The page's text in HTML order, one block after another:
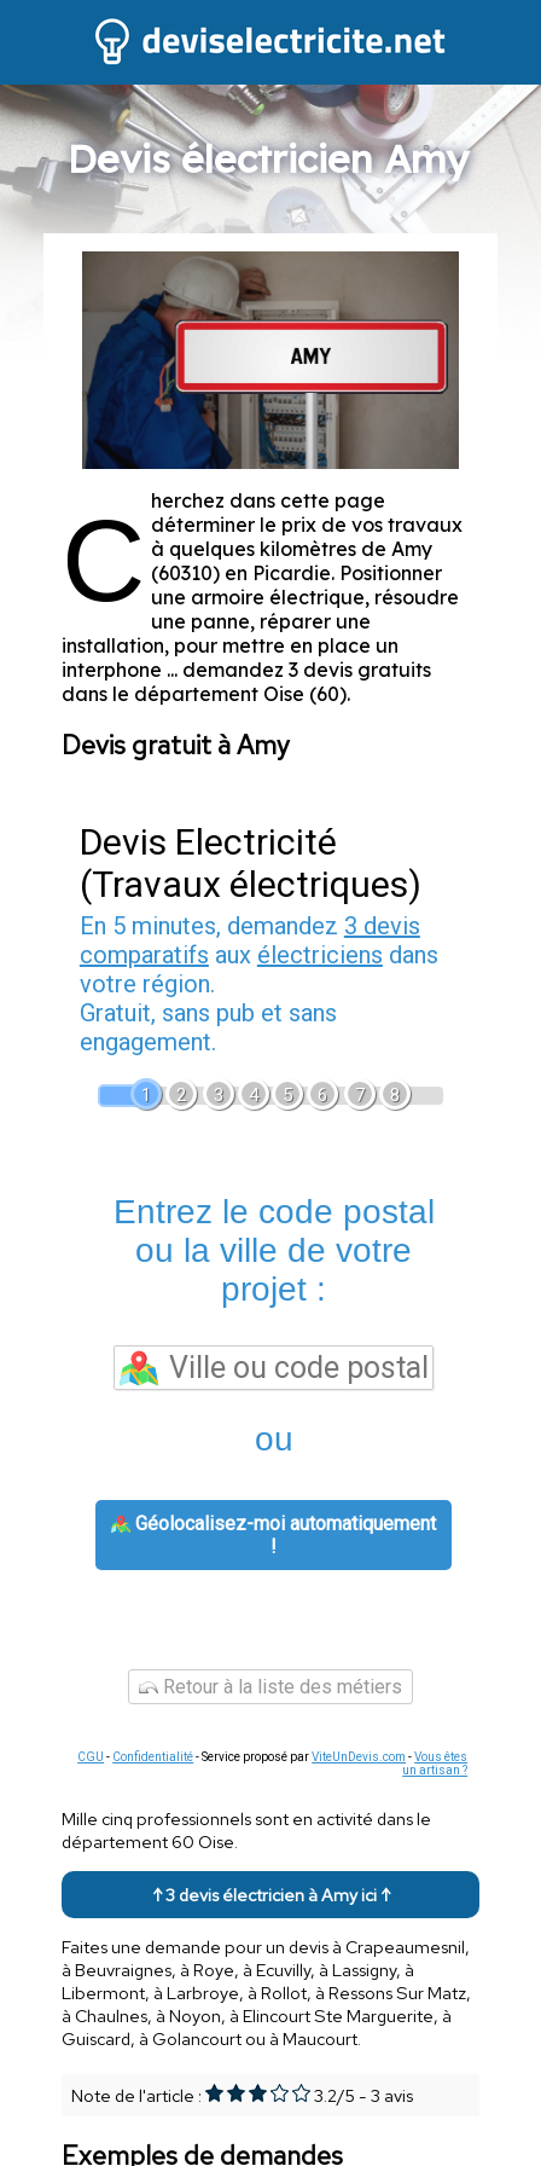
Devis électricien Amy
C herchez dans cette page
déterminer le prix de vos travaux
à quelques kilomètres de Amy
(60310) en Picardie. Positionner
une armoire électrique, résoudre
une panne, réparer une
installation, pour mettre en place un
interphone ... demandez 3 devis gratuits
dans le département Oise (60).
Devis gratuit à Amy
Devis Electricité
(Travaux électriques)
En 5 minutes, demandez 3 devis
comparatifs aux électriciens dans
votre région.
Gratuit, sans pub et sans
engagement.
1 2 3 4 5 6 7 8
Entrez le code postal
ou la ville de votre
projet :
ou
Géolocalisez-moi automatiquement
!
Retour à la liste des métiers
CGU - Confidentialité- Service proposé parViteUnDevis.com -Vous êtes
un artisan ?
Mille cinq professionnels sont en activité dans le
département 60 Oise.
↑ 3 devis électricien à Amy ici ↑
Faites une demande pour un devis à Crapeaumesnil,
à Beuvraignes, à Roye, à Ecuvilly, à Lassigny, à
Libermont, à Larbroye, à Rollot, à Ressons Sur Matz,
à Chaulnes, à Noyon, à Elincourt Ste Marguerite, à
Guiscard, à Golancourt ou à Maucourt.
Note de l'article : 3.2/5 - 3 avis
Exemples de demandes